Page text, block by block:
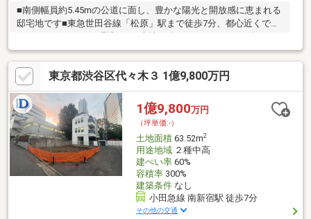
■南側幅員約5.45mの公道に面し、豊かな陽光と開放感に恵まれる
邸宅地です■東急世田谷線「松原」駅まで徒歩7分、都心近くであ
りながら穏やかな住環境です■土地面積はゆとりある62.68坪
（207.23㎡）、伸びやかな平坦地となっております■周囲は建物の
高さや用途が制限された、閑静な第一種低層住居専用地域です■
公営水道、公共下水、都市ガス、東京電力のライフラインが整っ
た環境です
東京都渋谷区代々木３ 1億9,800万円
1億9,800万円
（坪単価:-）
土地面積63.52m2
用途地域２種中高
建ぺい率60%
容積率300%
建築条件なし
小田急線 南新宿駅 徒歩7分
その他の交通